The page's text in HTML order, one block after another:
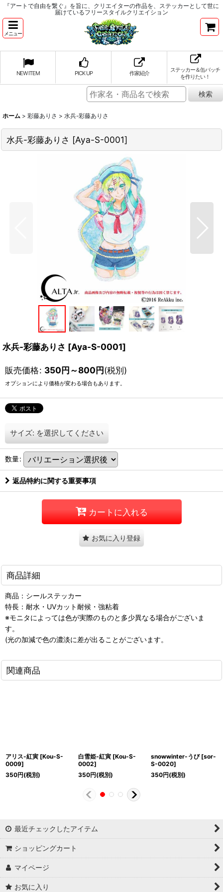
『アートで自由を繋ぐ』を旨に、クリエイターの作品を、ステッカーとして世に
届けているフリースタイルクリエイション
メニュー
NEW ITEM PICK UP 作家紹介
ステッカー＆缶バッチ
を作りたい！
ホーム > 彩藤ありさ > 水兵-彩藤ありさ
水兵-彩藤ありさ [Aya-S-0001]
水兵-彩藤ありさ [Aya-S-0001]
販売価格: 350円～800円(税別)
オプションにより価格が変わる場合もあります。
サイズ: を選択してください
数量:
返品特約に関する重要事項
カートに入れる
お気に入り登録
商品詳細
商品：シールステッカー
特長：耐水・UVカット耐候・強粘着
※モニタによっては色が実際のものと多少異なる場合がございま
す。
(光の加減で色の濃淡に差が出ることがございます。
関連商品
アリス-紅寅 [Kou-S-
0009]
350円(税別)
白雪姫-紅寅 [Kou-S-
0002]
350円(税別)
snowwinter-うび [sor-
S-0020]
350円(税別)
最近チェックしたアイテム
ショッピングカート
マイページ
お気に入り